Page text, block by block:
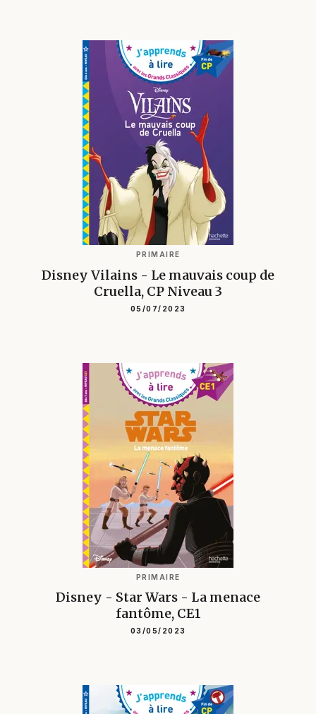
PRIMAIRE
Disney Vilains - Le mauvais coup de
Cruella, CP Niveau 3
05/07/2023
PRIMAIRE
Disney - Star Wars - La menace
fantôme, CE1
03/05/2023